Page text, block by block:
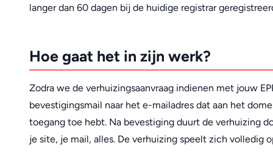
langer dan 60 dagen bij de huidige registrar
Hoe gaat het in zijn werk?
Zodra we de verhuizingsaanvraag indienen met jouw
bevestigingsmail naar het e-mailadres dat aan het
toegang toe hebt. Na bevestiging duurt de verhuizing
je site, je mail, alles. De verhuizing speelt zich volledig